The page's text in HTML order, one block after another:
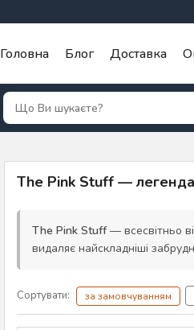
Головна Блог Доставка
The Pink Stuff —
The Pink Stuff— всесвітньо
видаляє найскладніші
Сортувати: за замовчуванням